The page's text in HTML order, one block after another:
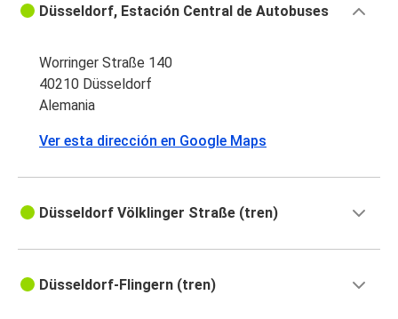
Düsseldorf, Estación Central de Autobuses
Worringer Straße 140
40210 Düsseldorf
Alemania
Ver esta dirección en Google Maps
Düsseldorf Völklinger Straße (tren)
Düsseldorf-Flingern (tren)